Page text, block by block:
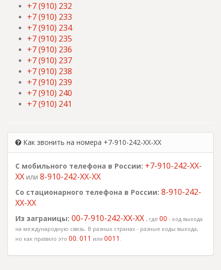
+7 (910) 232
+7 (910) 233
+7 (910) 234
+7 (910) 235
+7 (910) 236
+7 (910) 237
+7 (910) 238
+7 (910) 239
+7 (910) 240
+7 (910) 241
Как звонить на номера +7-910-242-XX-XX
С мобильного телефона в России: +7-910-242-XX-
XX или 8-910-242-XX-XX
Со стационарного телефона в России: 8-910-242-
XX-XX
Из заграницы: 00-7-910-242-XX-XX , где 00 - код выхода
на международную связь. В разных странах - разные коды выхода,
но как правило это 00, 011 или 0011 .